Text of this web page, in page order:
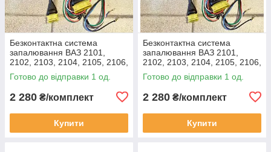
Безконтактна система
запалювання ВАЗ 2101,
2102, 2103, 2104, 2105, 2106,
2107 (довгий шток, 1,5, 1,6)
Готово до відправки 1 од.
2 280 ₴/комплект
Купити
Безконтактна система
запалювання ВАЗ 2101,
2102, 2103, 2104, 2105, 2106,
2107 (короткий шток, 1,2; 1,3)
Готово до відправки 1 од.
2 280 ₴/комплект
Купити